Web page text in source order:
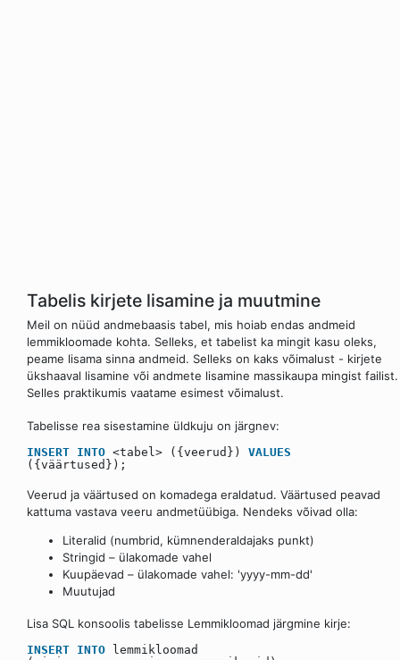
Tabelis kirjete lisamine ja muutmine
Meil on nüüd andmebaasis tabel, mis hoiab endas andmeid
lemmikloomade kohta. Selleks, et tabelist ka mingit kasu oleks,
peame lisama sinna andmeid. Selleks on kaks võimalust - kirjete
ükshaaval lisamine või andmete lisamine massikaupa mingist failist.
Selles praktikumis vaatame esimest võimalust.
Tabelisse rea sisestamine üldkuju on järgnev:
INSERT INTO <tabel> ({veerud}) VALUES
({väärtused});
Veerud ja väärtused on komadega eraldatud. Väärtused peavad
kattuma vastava veeru andmetüübiga. Nendeks võivad olla:
Literalid (numbrid, kümnenderaldajaks punkt)
Stringid – ülakomade vahel
Kuupäevad – ülakomade vahel: 'yyyy-mm-dd'
Muutujad
Lisa SQL konsoolis tabelisse Lemmikloomad järgmine kirje:
INSERT INTO
lemmikloomad